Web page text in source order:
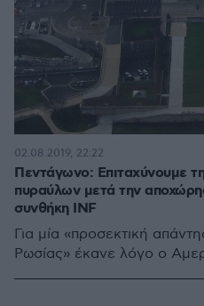
Πεντάγωνο: Επιταχύνουμε
πυραύλων μετά την
συνθήκη INF
Για μία «προσεκτική
Ρωσίας» έκανε λόγο ο
02.08.2019, 22:22